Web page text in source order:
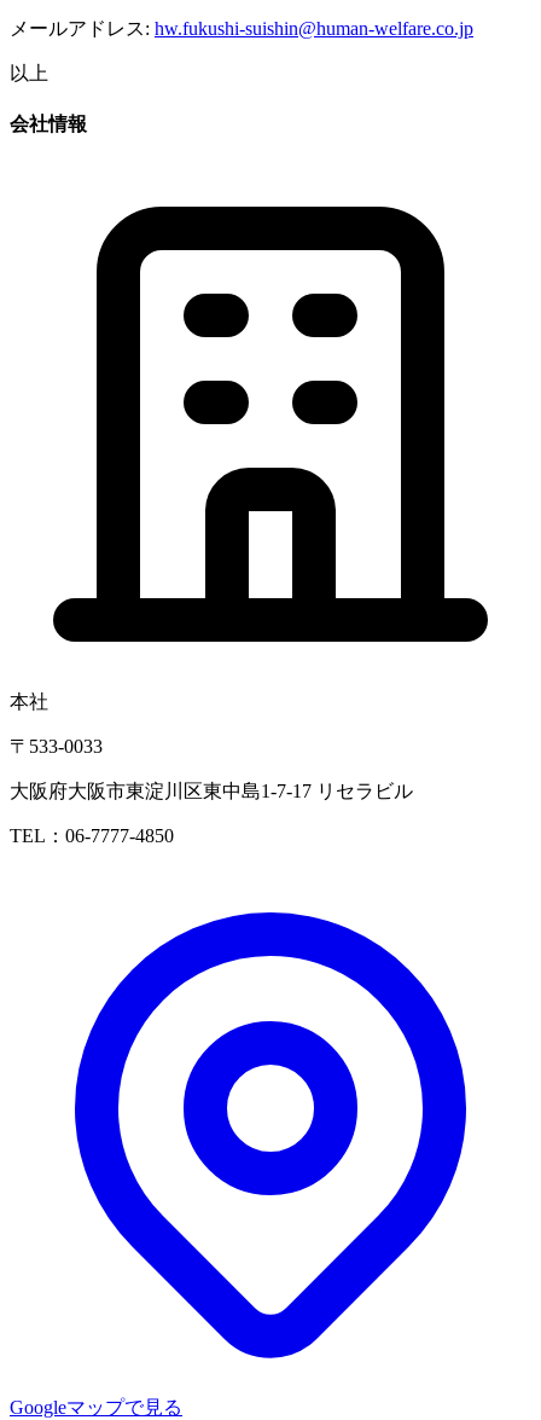
メールアドレス: hw.fukushi-suishin@human-welfare.co.jp
以上
会社情報
本社
〒533-0033
大阪府大阪市東淀川区東中島1-7-17 リセラビル
TEL：06-7777-4850
Googleマップで見る